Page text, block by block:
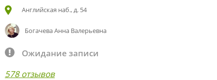
Английская наб., д. 54
Богачева Анна Валерьевна
Ожидание записи
578 отзывов